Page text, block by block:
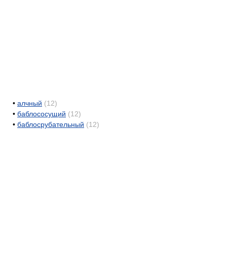
• алчный (12)
• баблососущий (12)
• баблосрубательный (12)